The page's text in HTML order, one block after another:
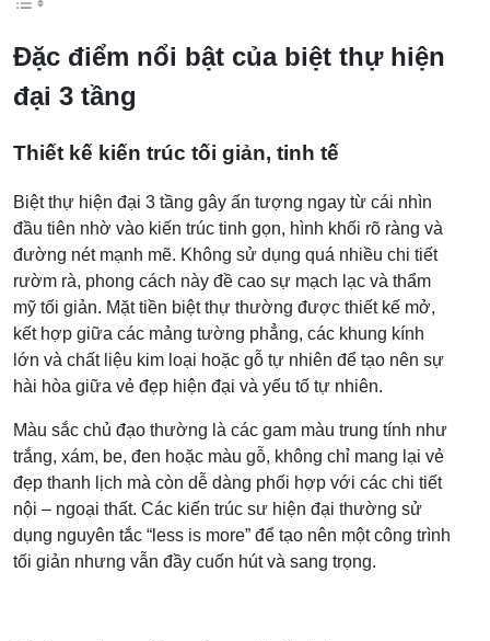
Đặc điểm nổi bật của biệt thự hiện
đại 3 tầng
Thiết kế kiến trúc tối giản, tinh tế
Biệt thự hiện đại 3 tầng gây ấn tượng ngay từ cái nhìn
đầu tiên nhờ vào kiến trúc tinh gọn, hình khối rõ ràng và
đường nét mạnh mẽ. Không sử dụng quá nhiều chi tiết
rườm rà, phong cách này đề cao sự mạch lạc và thẩm
mỹ tối giản. Mặt tiền biệt thự thường được thiết kế mở,
kết hợp giữa các mảng tường phẳng, các khung kính
lớn và chất liệu kim loại hoặc gỗ tự nhiên để tạo nên sự
hài hòa giữa vẻ đẹp hiện đại và yếu tố tự nhiên.
Màu sắc chủ đạo thường là các gam màu trung tính như
trắng, xám, be, đen hoặc màu gỗ, không chỉ mang lại vẻ
đẹp thanh lịch mà còn dễ dàng phối hợp với các chi tiết
nội – ngoại thất. Các kiến trúc sư hiện đại thường sử
dụng nguyên tắc “less is more” để tạo nên một công trình
tối giản nhưng vẫn đầy cuốn hút và sang trọng.